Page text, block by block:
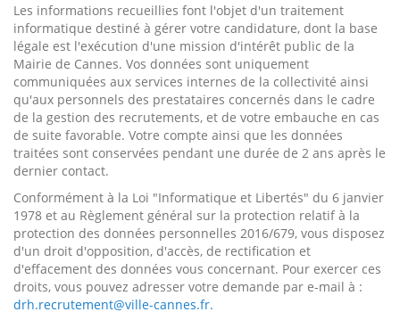
Les informations recueillies font l'objet d'un traitement
informatique destiné à gérer votre candidature, dont la base
légale est l'exécution d'une mission d'intérêt public de la
Mairie de Cannes. Vos données sont uniquement
communiquées aux services internes de la collectivité ainsi
qu'aux personnels des prestataires concernés dans le cadre
de la gestion des recrutements, et de votre embauche en cas
de suite favorable. Votre compte ainsi que les données
traitées sont conservées pendant une durée de 2 ans après le
dernier contact.
Conformément à la Loi "Informatique et Libertés" du 6 janvier
1978 et au Règlement général sur la protection relatif à la
protection des données personnelles 2016/679, vous disposez
d'un droit d'opposition, d'accès, de rectification et
d'effacement des données vous concernant. Pour exercer ces
droits, vous pouvez adresser votre demande par e-mail à :
drh.recrutement@ville-cannes.fr.